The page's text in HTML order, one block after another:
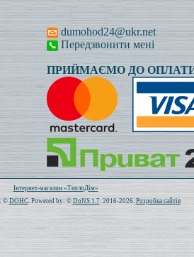
dumohod24@ukr.net
Передзвонити мені
ПРИЙМАЄМО ДО
Всього: 1021538 Сьогодні: 132
Інтернет-магазин «ТеплоДім»
©DOHC. Powered by: ©DoNS 1.7. 2016-2026. Розробка сайтів